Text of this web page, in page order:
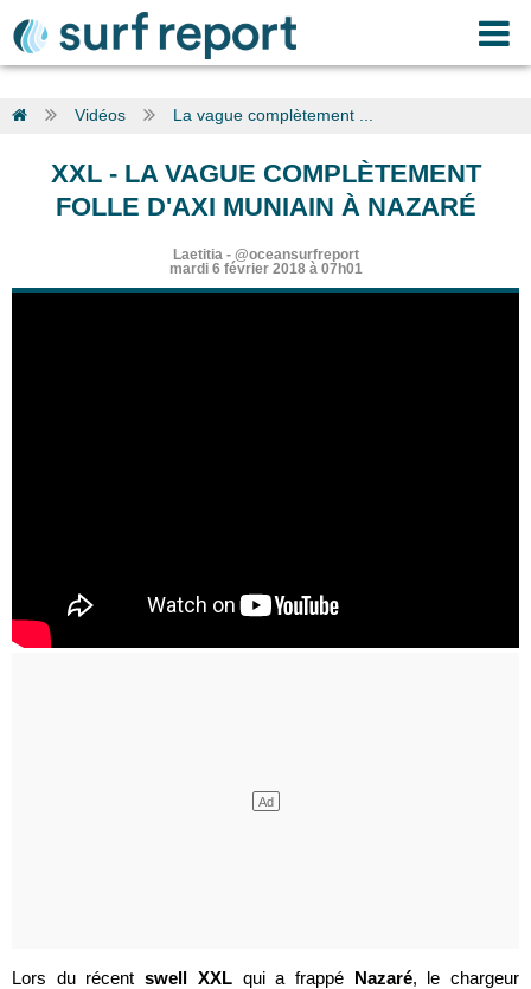
Vidéos La vague complètement ...
XXL- LA VAGUE COMPLÈTEMENT
FOLLE D'AXI MUNIAIN À NAZARÉ
Laetitia- @oceansurfreport
mardi 6 février 2018 à 07h01
Lors du récentswell XXLqui a frappé Nazaré, le chargeur